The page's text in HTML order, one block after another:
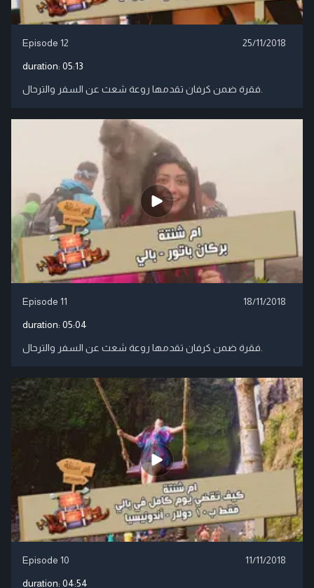
Episode 12 25/11/2018
duration: 05:13
Episode 11 18/11/2018
duration: 05:04
Episode 10 11/11/2018
duration: 04:54